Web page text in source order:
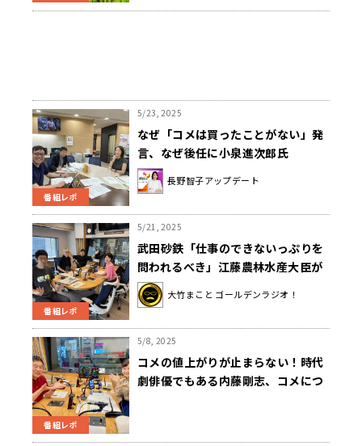
番組レポ
5/23, 2025
なぜ「コメは買ったことがない」発
言、なぜ後任に小泉進次郎氏
長野智子アップデート
番組レポ
5/21, 2025
武田砂鉄「仕事のできないっぷりを
問われるべき」江藤農林水産大臣が
失言を謝罪
大竹まこと ゴールデンラジオ！
番組レポ
5/8, 2025
コメの値上がりが止まらない！時代
劇俳優でもある内藤剛志、コメにつ